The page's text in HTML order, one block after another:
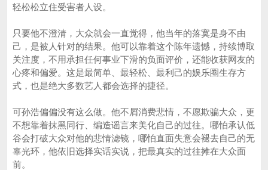
轻松松立住受害者人设。
只要他不澄清，大众就会一直觉得，他当年的落寞是身不由
己，是被人针对的结果。他可以靠着这个陈年遗憾，持续博取
关注度，不用承担任何事业下滑的负面评价，还能收获网友的
心疼和偏爱。这是最简单、最轻松、最利己的娱乐圈生存方
式，也是绝大多数艺人都会选择的捷径。
可孙浩偏偏没有这么做。他不屑消费悲情，不愿欺骗大众，更
不想靠着抹黑同行、编造谣言来美化自己的过往。哪怕承认低
谷会打破大众对他的悲情滤镜，哪怕直面失意会褪去自己的无
辜光环，他依旧选择实话实说，把最真实的过往摊在大众面
前。